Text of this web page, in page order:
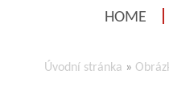
HOME
Úvodní stránka »